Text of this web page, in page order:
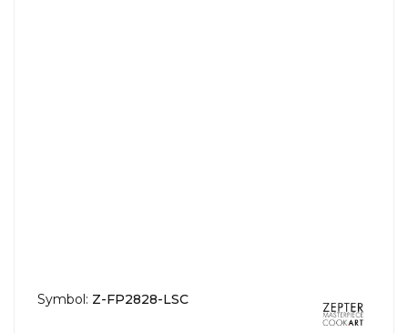
Symbol: Z-FP2828-LSC